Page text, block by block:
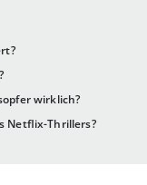
wirklich?
Netflix-Thrillers?